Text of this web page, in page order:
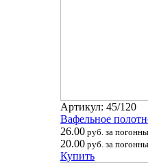
Артикул: 45/120
Вафельное
26.00 руб. за
20.00 руб. за
Купить